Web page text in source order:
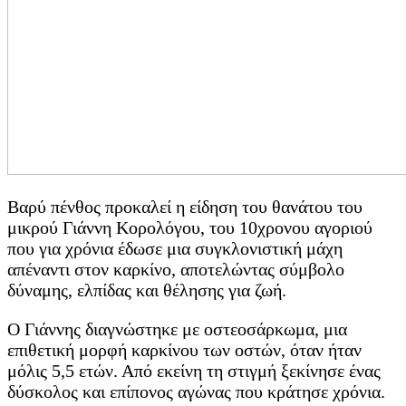
Βαρύ πένθος προκαλεί η είδηση του θανάτου του
μικρού Γιάννη Κορολόγου, του 10χρονου αγοριού
που για χρόνια έδωσε μια συγκλονιστική μάχη
απέναντι στον καρκίνο, αποτελώντας σύμβολο
δύναμης, ελπίδας και θέλησης για ζωή.
Ο Γιάννης διαγνώστηκε με οστεοσάρκωμα, μια
επιθετική μορφή καρκίνου των οστών, όταν ήταν
μόλις 5,5 ετών. Από εκείνη τη στιγμή ξεκίνησε ένας
δύσκολος και επίπονος αγώνας που κράτησε χρόνια.